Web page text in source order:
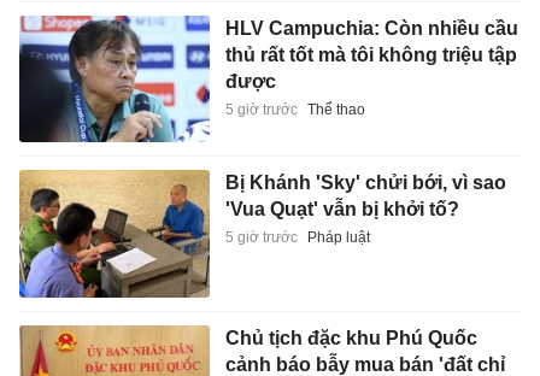
HLV Campuchia: Còn nhiều cầu
thủ rất tốt mà tôi không triệu tập
được
5 giờ trước Thể thao
Bị Khánh 'Sky' chửi bới, vì sao
'Vua Quạt' vẫn bị khởi tố?
5 giờ trước Pháp luật
Chủ tịch đặc khu Phú Quốc
cảnh báo bẫy mua bán 'đất chỉ